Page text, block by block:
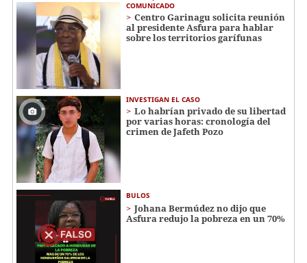
COMUNICADO
Centro Garinagu solicita reunión
al presidente Asfura para hablar
sobre los territorios garífunas
INVESTIGAN EL CASO
Lo habrían privado de su libertad
por varias horas: cronología del
crimen de Jafeth Pozo
BULOS
Johana Bermúdez no dijo que
Asfura redujo la pobreza en un 70%